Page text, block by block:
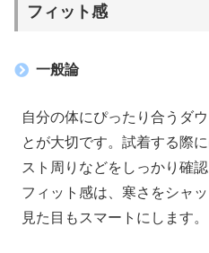
フィット感
一般論
自分の体にぴったり合うダ
とが大切です。試着する際
スト周りなどをしっかり確
フィット感は、寒さをシャ
見た目もスマートにします。